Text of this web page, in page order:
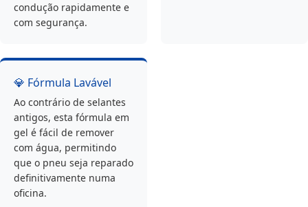
condução rapidamente e
com segurança.
💎 Fórmula Lavável
Ao contrário de selantes
antigos, esta fórmula em
gel é fácil de remover
com água, permitindo
que o pneu seja reparado
definitivamente numa
oficina.